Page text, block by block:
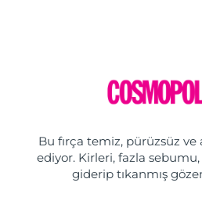
Bu fırça temiz, pürüzsüz ve
ediyor. Kirleri, fazla sebumu,
giderip tıkanmış